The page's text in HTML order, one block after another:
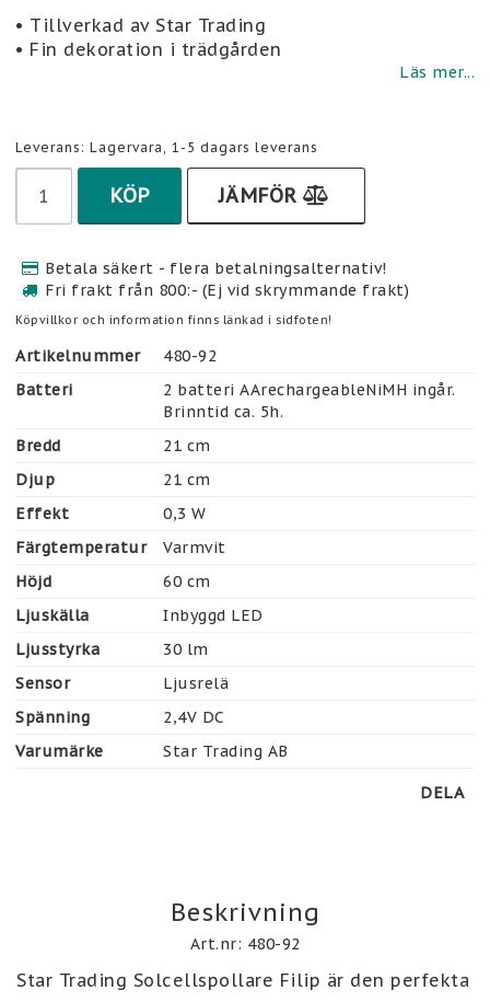
Lägg till i favoritlistan
• Tillverkad av Star Trading
• Fin dekoration i trädgården
Läs mer...
Leverans: Lagervara, 1-5 dagars leverans
KÖP JÄMFÖR
Betala säkert - flera betalningsalternativ!
Fri frakt från 800:- (Ej vid skrymmande frakt)
Köpvillkor och information finns länkad i sidfoten!
Artikelnummer
480-92
Batteri
2 batteri AArechargeableNiMH ingår.
Brinntid ca. 5h.
Bredd
21 cm
Djup
21 cm
Effekt
0,3 W
Färgtemperatur
Varmvit
Höjd
60 cm
Ljuskälla
Inbyggd LED
Ljusstyrka
30 lm
Sensor
Ljusrelä
Spänning
2,4V DC
Varumärke
Star Trading AB
DELA
Beskrivning
Art.nr: 480-92
Star Trading Solcellspollare Filip är den perfekta